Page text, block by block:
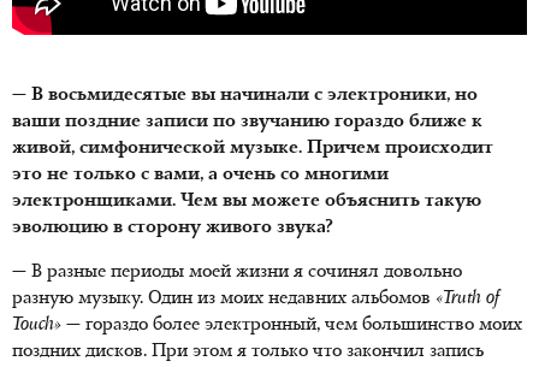
— В восьмидесятые вы начинали с электроники, но
ваши поздние записи по звучанию гораздо ближе к
живой, симфонической музыке. Причем происходит
это не только с вами, а очень со многими
электронщиками. Чем вы можете объяснить такую
эволюцию в сторону живого звука?
— В разные периоды моей жизни я сочинял довольно
разную музыку. Один из моих недавних альбомов «Truth of
Touch» — гораздо более электронный, чем большинство моих
поздних дисков. При этом я только что закончил запись